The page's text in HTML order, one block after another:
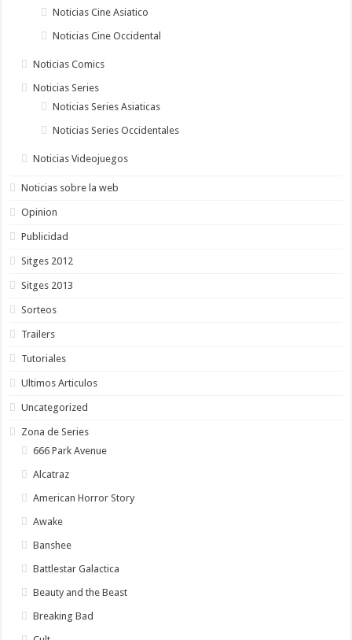
Noticias Cine Asiatico
Noticias Cine Occidental
Noticias Comics
Noticias Series
Noticias Series Asiaticas
Noticias Series Occidentales
Noticias Videojuegos
Noticias sobre la web
Opinion
Publicidad
Sitges 2012
Sitges 2013
Sorteos
Trailers
Tutoriales
Ultimos Articulos
Uncategorized
Zona de Series
666 Park Avenue
Alcatraz
American Horror Story
Awake
Banshee
Battlestar Galactica
Beauty and the Beast
Breaking Bad